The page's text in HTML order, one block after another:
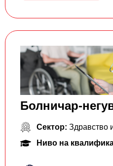
Болничар-
Сектор: Здравство
Ниво на